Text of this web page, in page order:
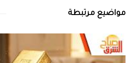
مواضيع مرتبطة